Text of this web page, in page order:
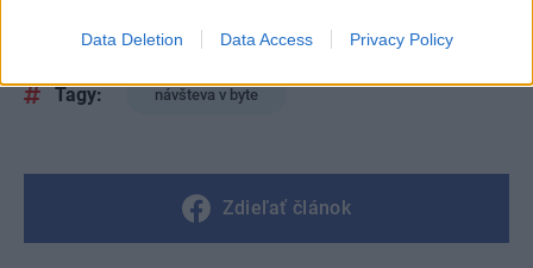
Data Deletion Data Access Privacy Policy
Kategória: Bývanie Návšteva
Tagy: návšteva v byte
Zdieľať článok